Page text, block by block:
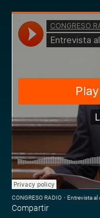
CONGRESO RADIO · Entrevista al
Compartir